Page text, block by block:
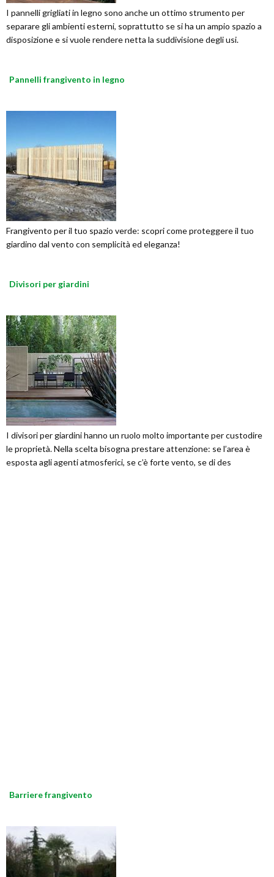
I pannelli grigliati in legno sono anche un ottimo strumento per
separare gli ambienti esterni, soprattutto se si ha un ampio spazio a
disposizione e si vuole rendere netta la suddivisione degli usi.
Pannelli frangivento in legno
Frangivento per il tuo spazio verde: scopri come proteggere il tuo
giardino dal vento con semplicità ed eleganza!
Divisori per giardini
I divisori per giardini hanno un ruolo molto importante per custodire
le proprietà. Nella scelta bisogna prestare attenzione: se l’area è
esposta agli agenti atmosferici, se c’è forte vento, se di des
Barriere frangivento